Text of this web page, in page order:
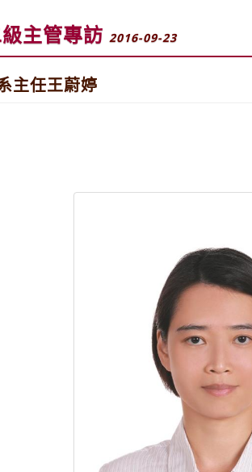
主管專訪 2016-09-23
主任王蔚婷